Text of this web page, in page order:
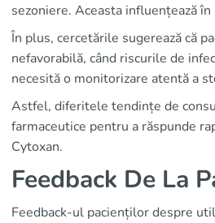
sezoniere. Aceasta influențează
În plus, cercetările sugerează că
nefavorabilă, când riscurile de
necesită o monitorizare atentă a
Astfel, diferitele tendințe de
farmaceutice pentru a răspunde
Cytoxan.
Feedback De La
Feedback-ul pacienților despre